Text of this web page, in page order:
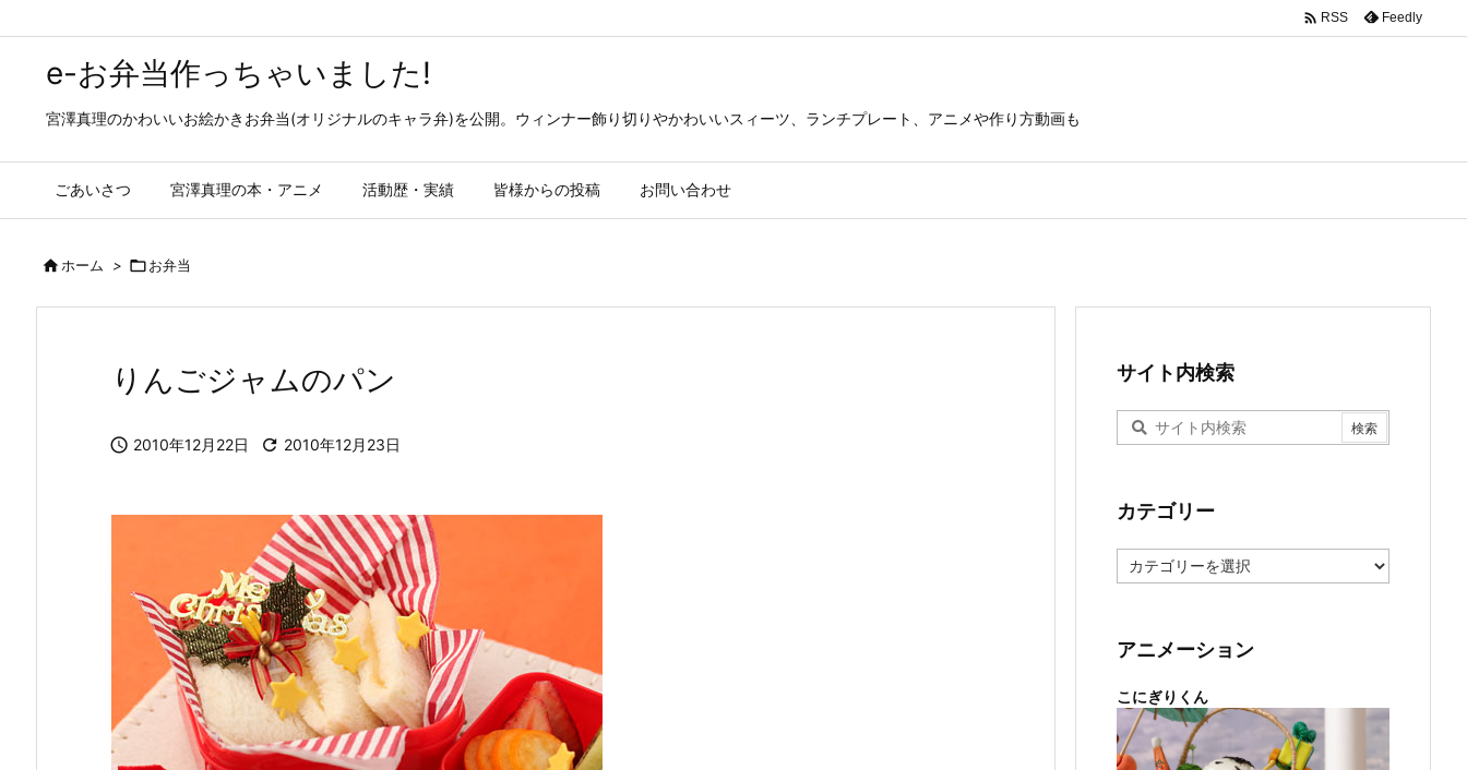
e-お弁当作っちゃいました!
宮澤真理のかわいいお絵かきお弁当(オリジナルのキャラ弁)を公開。ウィンナー飾り切りやかわいいスィーツ、ランチプレート、アニメや作り方動画も
ごあいさつ 宮澤真理の本・アニメ 活動歴・実績 皆様からの投稿 お問い合わせ
 RSS Feedly
ホーム > お弁当
りんごジャムのパン
 2010年12月22日  2010年12月23日
サイト内検索
カテゴリー
テ
ー
アニメーション
こにぎりくん